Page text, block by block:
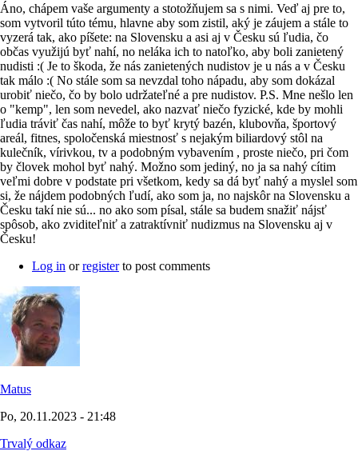
Áno, chápem vaše argumenty a stotožňujem sa s nimi. Veď aj pre to,
som vytvoril túto tému, hlavne aby som zistil, aký je záujem a stále to
vyzerá tak, ako píšete: na Slovensku a asi aj v Česku sú ľudia, čo
občas využijú byť nahí, no neláka ich to natoľko, aby boli zanietený
nudisti :( Je to škoda, že nás zanietených nudistov je u nás a v Česku
tak málo :( No stále som sa nevzdal toho nápadu, aby som dokázal
urobiť niečo, čo by bolo udržateľné a pre nudistov. P.S. Mne nešlo len
o "kemp", len som nevedel, ako nazvať niečo fyzické, kde by mohli
ľudia tráviť čas nahí, môže to byť krytý bazén, klubovňa, športový
areál, fitnes, spoločenská miestnosť s nejakým biliardový stôl na
kulečník, vírivkou, tv a podobným vybavením , proste niečo, pri čom
by človek mohol byť nahý. Možno som jediný, no ja sa nahý cítim
veľmi dobre v podstate pri všetkom, kedy sa dá byť nahý a myslel som
si, že nájdem podobných ľudí, ako som ja, no najskôr na Slovensku a
Česku takí nie sú... no ako som písal, stále sa budem snažiť nájsť
spôsob, ako zviditeľniť a zatraktívniť nudizmus na Slovensku aj v
Česku!
Log in orregisterto post comments
Matus
Po, 20.11.2023 - 21:48
Trvalý odkaz